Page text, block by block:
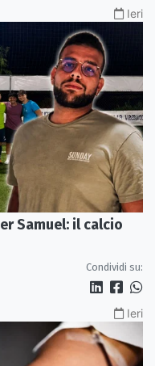
Ieri
Samuel: il calcio
Condividi su:
Ieri